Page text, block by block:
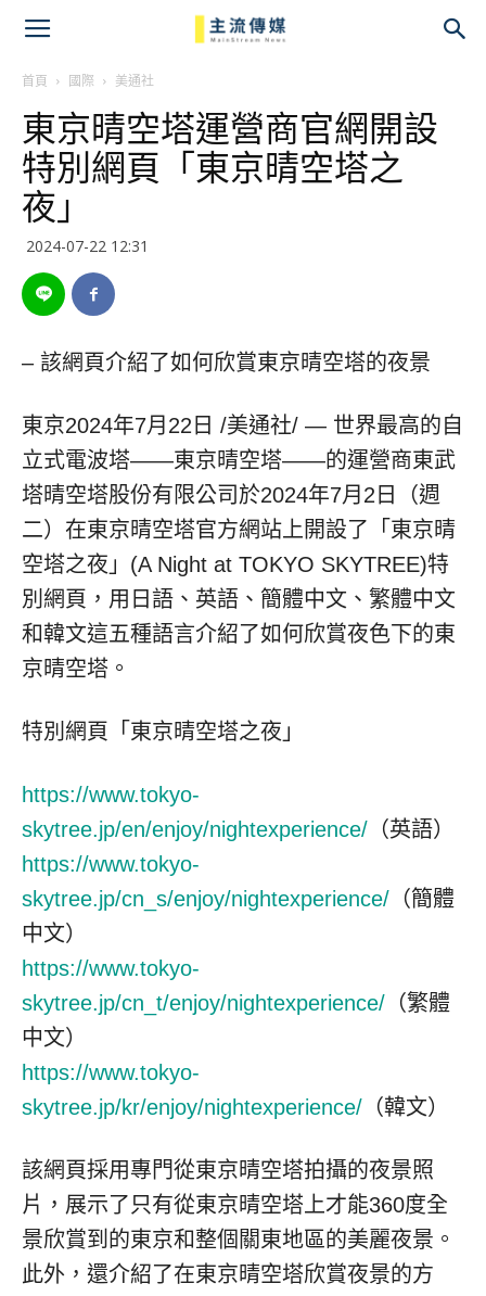
首頁 國際 美通社
東京晴空塔運營商官網開設
特別網頁「東京晴空塔之
夜」
2024-07-22 12:31
– 該網頁介紹了如何欣賞東京晴空塔的夜景
東京2024年7月22日 /美通社/ — 世界最高的自
立式電波塔——東京晴空塔——的運營商東武
塔晴空塔股份有限公司於2024年7月2日（週
二）在東京晴空塔官方網站上開設了「東京晴
空塔之夜」(A Night at TOKYO SKYTREE)特
別網頁，用日語、英語、簡體中文、繁體中文
和韓文這五種語言介紹了如何欣賞夜色下的東
京晴空塔。
特別網頁「東京晴空塔之夜」
https://www.tokyo-
skytree.jp/en/enjoy/nightexperience/ （英語）
https://www.tokyo-
skytree.jp/cn_s/enjoy/nightexperience/ （簡體
中文）
https://www.tokyo-
skytree.jp/cn_t/enjoy/nightexperience/ （繁體
中文）
https://www.tokyo-
skytree.jp/kr/enjoy/nightexperience/ （韓文）
該網頁採用專門從東京晴空塔拍攝的夜景照
片，展示了只有從東京晴空塔上才能360度全
景欣賞到的東京和整個關東地區的美麗夜景。
此外，還介紹了在東京晴空塔欣賞夜景的方